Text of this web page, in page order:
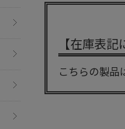
【在庫表記
こちらの製品